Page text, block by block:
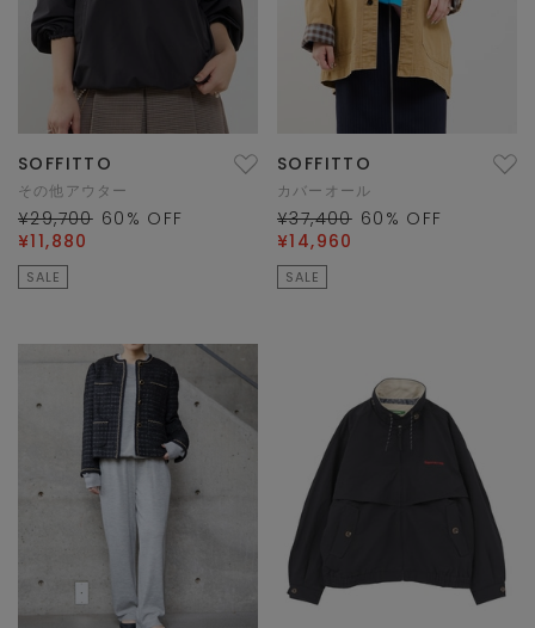
SOFFITTO
その他アウター
¥29,700 60 % OFF
¥11,880
SALE
SOFFITTO
カバーオール
¥37,400 60 % OFF
¥14,960
SALE